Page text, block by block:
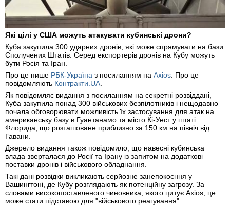
Які цілі у США можуть атакувати кубинські дрони?
Куба закупила 300 ударних дронів, які може спрямувати на бази
Сполучених Штатів. Серед експортерів дронів на Кубу можуть
бути Росія та Іран.
Про це пише РБК-Україна з посиланням на Axios . Про це
повідомляють Контракти.UA
Як повідомляє видання з посиланням на секретні розвіддані,
Куба закупила понад 300 військових безпілотників і нещодавно
почала обговорювати можливість їх застосування для атак на
американську базу в Гуантанамо та місто Кі-Уест у штаті
Флорида, що розташоване приблизно за 150 км на північ від
Гавани.
Джерело видання також повідомило, що навесні кубинська
влада зверталася до Росії та Ірану із запитом на додаткові
поставки дронів і військового обладнання.
Такі дані розвідки викликають серйозне занепокоєння у
Вашингтоні, де Кубу розглядають як потенційну загрозу. За
словами високопоставленого чиновника, якого цитує Axios, це
може стати підставою для "військового реагування".